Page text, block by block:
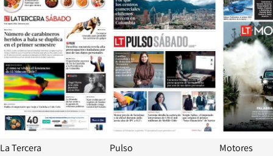
La Tercera Pulso Motores